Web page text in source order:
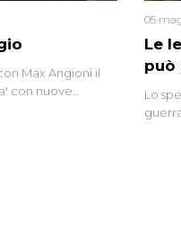
Max Angioni il
con nuove
Le
può
05
Lo